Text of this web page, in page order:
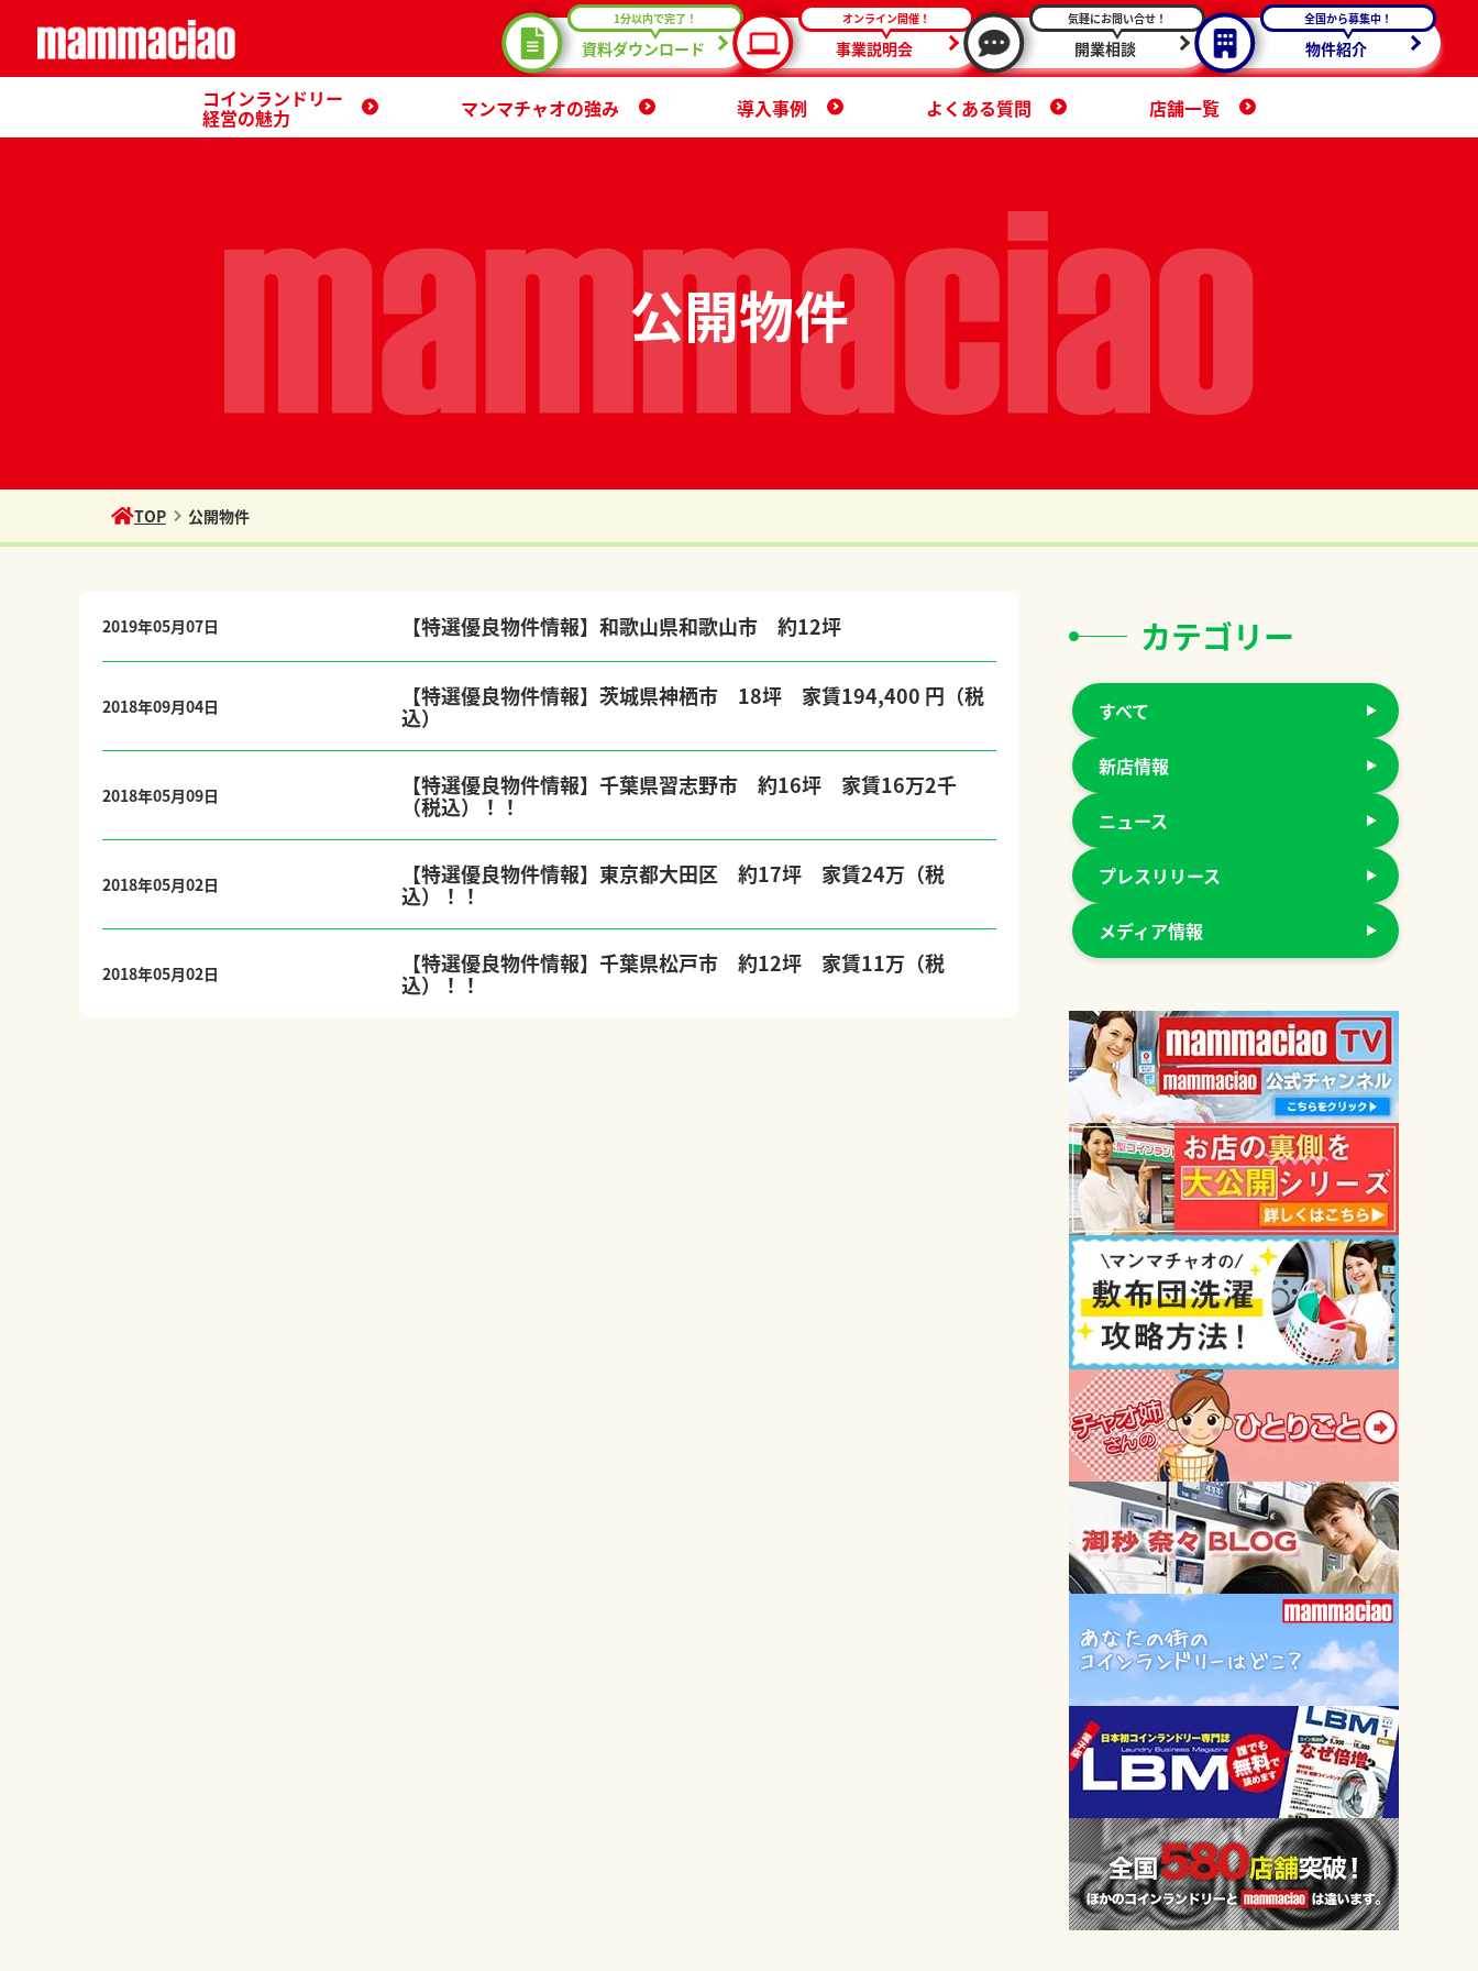
資料ダウンロード
1分以内で完了！
事業説明会
オンライン開催！
開業相談
気軽にお問い合せ！
物件紹介
全国から募集中！
コインランドリー
経営の魅力 マンマチャオの強み 導入事例 よくある質問 店舗一覧
公開物件
TOP 公開物件
2019年05月07日 【特選優良物件情報】和歌山県和歌山市 約12坪
2018年09月04日 【特選優良物件情報】茨城県神栖市 18坪 家賃194,400 円（税
込）
2018年05月09日 【特選優良物件情報】千葉県習志野市 約16坪 家賃16万2千
（税込）！！
2018年05月02日 【特選優良物件情報】東京都大田区 約17坪 家賃24万（税
込）！！
2018年05月02日 【特選優良物件情報】千葉県松戸市 約12坪 家賃11万（税
込）！！
カテゴリー
すべて
新店情報
ニュース
プレスリリース
メディア情報